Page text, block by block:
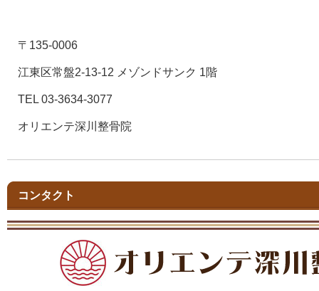
〒135-0006
江東区常盤2-13-12 メゾンドサンク 1階
TEL 03-3634-3077
オリエンテ深川整骨院
コンタクト